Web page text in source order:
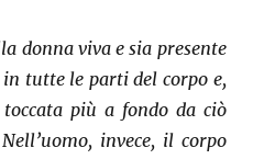
donna viva e sia presente
tutte le parti del corpo e,
toccata più a fondo da ciò
invece, il corpo